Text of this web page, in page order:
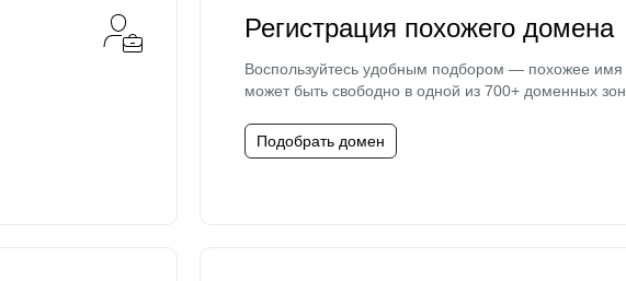
Регистрация похожего домена
Воспользуйтесь удобным подбором — похожее имя
может быть свободно в одной из 700+ доменных зон.
Подобрать домен